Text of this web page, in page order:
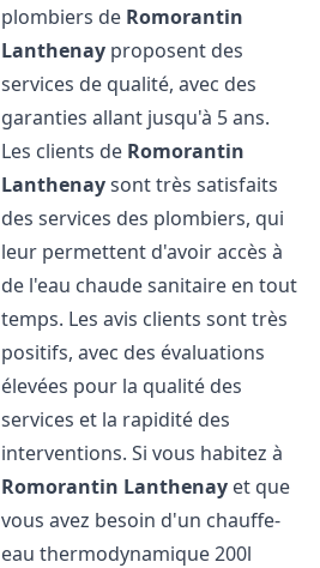
plombiers de Romorantin
Lanthenay proposent des
services de qualité, avec des
garanties allant jusqu'à 5 ans.
Les clients de Romorantin
Lanthenaysont très satisfaits
des services des plombiers, qui
leur permettent d'avoir accès à
de l'eau chaude sanitaire en tout
temps. Les avis clients sont très
positifs, avec des évaluations
élevées pour la qualité des
services et la rapidité des
interventions. Si vous habitez à
Romorantin Lanthenay et que
vous avez besoin d'un chauffe-
eau thermodynamique 200l